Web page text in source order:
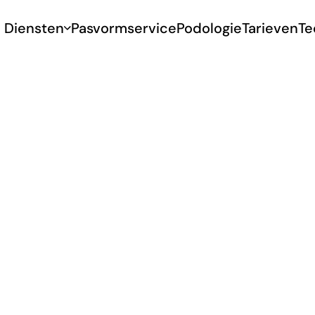
Diensten PasvormservicePodologieTarieven